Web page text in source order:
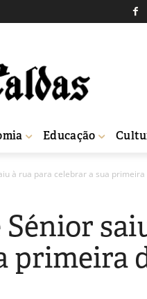
Educação
à rua para celebrar a sua primeira
primeira